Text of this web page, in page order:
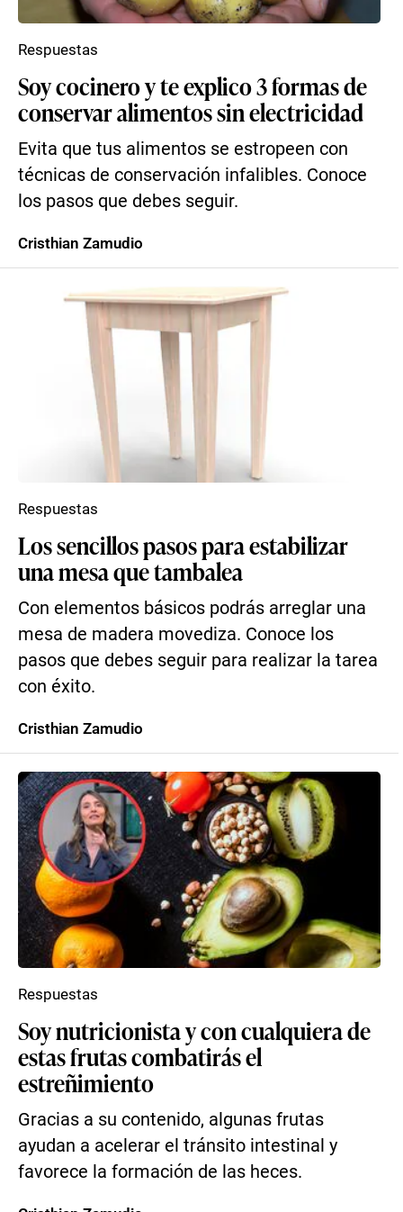
Soy cocinero y te explico 3 formas de
conservar alimentos sin electricidad
Evita que tus alimentos se estropeen con
técnicas de conservación infalibles. Conoce
los pasos que debes seguir.
Respuestas
Cristhian Zamudio
Los sencillos pasos para estabilizar
una mesa que tambalea
Con elementos básicos podrás arreglar una
mesa de madera movediza. Conoce los
pasos que debes seguir para realizar la tarea
con éxito.
Respuestas
Cristhian Zamudio
Soy nutricionista y con cualquiera de
estas frutas combatirás el
estreñimiento
Gracias a su contenido, algunas frutas
ayudan a acelerar el tránsito intestinal y
favorece la formación de las heces.
Respuestas